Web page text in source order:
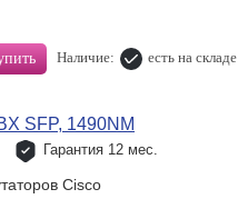
Наличие: есть на складе
SFP, 1490NM
Гарантия 12 мес.
Cisco